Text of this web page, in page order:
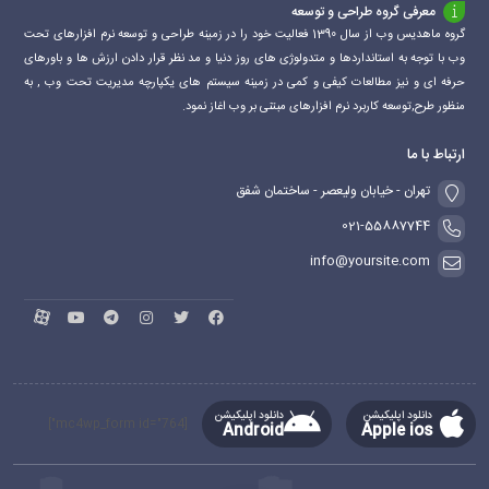
معرفی گروه طراحی و توسعه
گروه ماهدیس وب از سال 1390 فعالیت خود را در زمینه طراحی و توسعه نرم افزارهای تحت
وب با توجه به استانداردها و متدولوژی های روز دنیا و مد نظر قرار دادن ارزش ها و باورهای
حرفه ای و نیز مطالعات کیفی و کمی در زمینه سیستم های یکپارچه مدیریت تحت وب , به
منظور طرح,توسعه کاربرد نرم افزارهای مبتنی بر وب اغاز نمود.
ارتباط با ما
تهران - خیابان ولیعصر - ساختمان شفق
021-55887744
info@yoursite.com
دانلود اپلیکیشن
Apple ios
دانلود اپلیکیشن
Android